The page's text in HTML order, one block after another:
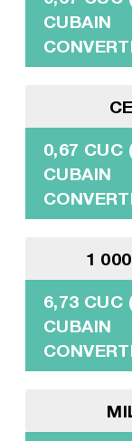
CUBAIN
0,67 CUC
CUBAIN
1
6,73 CUC
CUBAIN